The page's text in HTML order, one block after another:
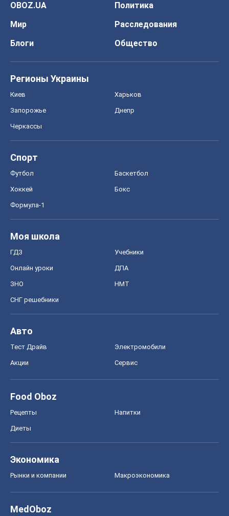
OBOZ.UA
Политика
Мир
Расследования
Блоги
Общество
Регионы Украины
Киев Харьков
Запорожье Днепр
Черкассы
Спорт
Футбол Баскетбол
Хоккей Бокс
Формула-1
Моя школа
ГДЗ Учебники
Онлайн уроки ДПА
ЗНО НМТ
СНГ решебники
Авто
Тест Драйв Электромобили
Акции Сервис
Food Oboz
Рецепты Напитки
Диеты
Экономика
Рынки и компании Mакроэкономика
MedOboz